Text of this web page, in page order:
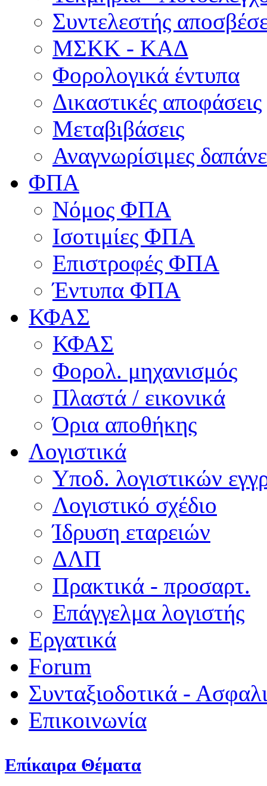
Συντελεστής
ΜΣKΚ - ΚΑΔ
Φορολογικά έντυπα
Δικαστικές αποφάσεις
Μεταβιβάσεις
Αναγνωρίσιμες
ΦΠΑ
Νόμος ΦΠΑ
Ισοτιμίες ΦΠΑ
Επιστροφές ΦΠΑ
Έντυπα ΦΠΑ
ΚΦΑΣ
ΚΦΑΣ
Φορολ. μηχανισμός
Πλαστά / εικονικά
Όρια αποθήκης
Λογιστικά
Υποδ. λογιστικών
Λογιστικό σχέδιο
Ίδρυση εταρειών
ΔΛΠ
Πρακτικά - προσαρτ.
Επάγγελμα λογιστής
Εργατικά
Forum
Συνταξιοδοτικά -
Επικοινωνία
Επίκαιρα Θέματα